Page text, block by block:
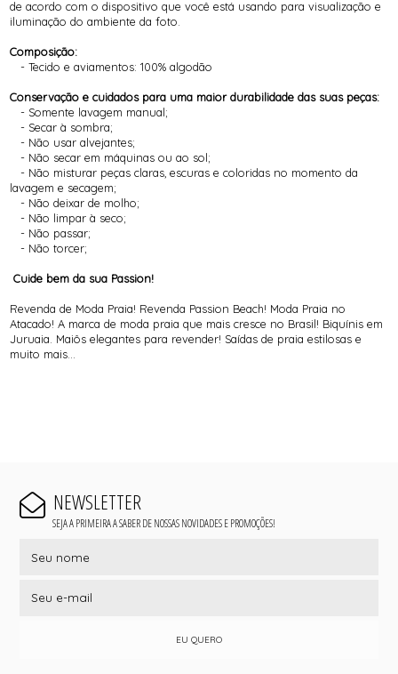
de acordo com o dispositivo que você está usando para visualização e
iluminação do ambiente da foto.
Composição:
- Tecido e aviamentos: 100% algodão
Conservação e cuidados para uma maior durabilidade das suas peças:
- Somente lavagem manual;
- Secar à sombra;
- Não usar alvejantes;
- Não secar em máquinas ou ao sol;
- Não misturar peças claras, escuras e coloridas no momento da
lavagem e secagem;
- Não deixar de molho;
- Não limpar à seco;
- Não passar;
- Não torcer;
Cuide bem da sua Passion!
Revenda de Moda Praia! Revenda Passion Beach! Moda Praia no
Atacado! A marca de moda praia que mais cresce no Brasil! Biquínis em
Juruaia. Maiôs elegantes para revender! Saídas de praia estilosas e
muito mais...
NEWSLETTER
SEJA A PRIMEIRA A SABER DE NOSSAS NOVIDADES E PROMOÇÕES!
EU QUERO